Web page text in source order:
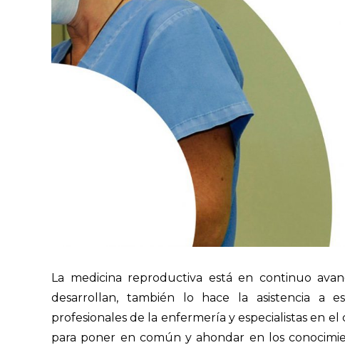
La medicina reproductiva está en continuo
desarrollan, también lo hace la asistencia a
profesionales de la enfermería y especialistas en
para poner en común y ahondar en los